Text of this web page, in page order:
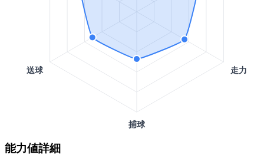
能力値詳細